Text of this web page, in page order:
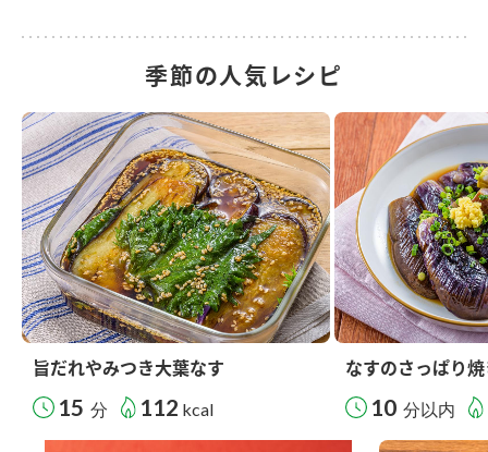
季節の人気レシピ
旨だれやみつき大葉なす
15 分 112 kcal
なすのさっぱり
10 分以内